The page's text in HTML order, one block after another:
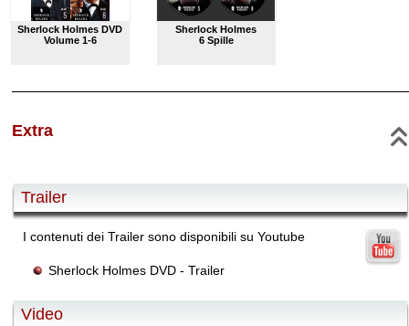
Sherlock Holmes DVD
Volume 1-6
Sherlock Holmes
6 Spille
Extra
Trailer
I contenuti dei Trailer sono disponibili su Youtube
Sherlock Holmes DVD - Trailer
Video